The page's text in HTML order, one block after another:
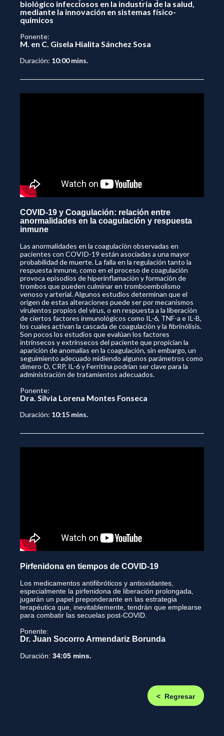
biológico infecciosos en la industria de la salud,
mediante la innovación en sistemas físico-
químicos
Ponente:
M. en C. Gisela Hialita Sánchez Sosa
Duración: 10:00 mins.
COVID-19 y Coagulación: relación entre
anormalidades en la coagulación y respuesta
inmune
Las anormalidades en la coagulación observadas en
pacientes con COVID-19 están asociadas a una mayor
probabilidad de muerte. La falla en la regulación tanto la
respuesta inmune, como en el proceso de coagulación
provoca episodios de hiperinflamación y formación de
trombos que pueden culminar en tromboembolismo
venoso y arterial. Algunos estudios determinan que el
origen de estas alteraciones puede ser por mecanismos
virulentos propios del virus, o en respuesta a la liberación
de ciertos factores inmunológicos como IL-6, TNF-a e IL-B,
los cuales activan la cascada de coagulación y la fibrinólisis.
Son pocos los estudios que evalúan los factores
intrínsecos y extrínsecos del paciente que propician la
aparición de anomalías en la coagulación, sin embargo, un
seguimiento adecuado midiendo algunos parámetros como
dímero-D, CRP, IL-6 y Ferritina podrían ser clave para la
administración de tratamientos adecuados.
Ponente:
Dra. Silvia Lorena Montes Fonseca
Duración: 10:15 mins.
Pirfenidona en tiempos de COVID-19
Los medicamentos antifibróticos y antioxidantes,
especialmente la pirfenidona de liberación prolongada,
jugarán un papel preponderante en las estrategia
terapéutica que, inevitablemente, tendrán que emplearse
para combatir las secuelas post-COVID.
Ponente:
Dr. Juan Socorro Armendariz Borunda
Duración: 34:05 mins.
< Regresar